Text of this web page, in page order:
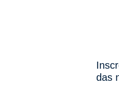
das